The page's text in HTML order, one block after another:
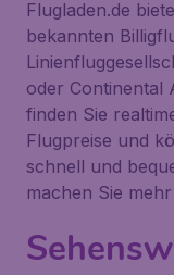
Flugladen.de
bekannten
oder Continental
finden Sie
Flugpreise und
schnell und
machen Sie